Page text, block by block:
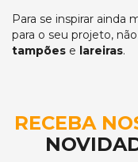
Para se inspirar ainda
para o seu projeto,
tampões e lareiras.
RECEBA